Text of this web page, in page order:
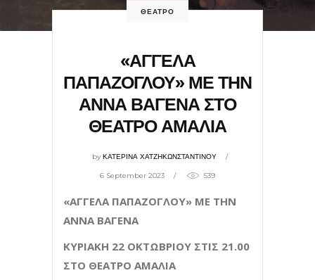
ΘΕΑΤΡΟ
«ΑΓΓΕΛΑ
ΠΑΠΑΖΟΓΛΟΥ» ΜΕ ΤΗΝ
ΑΝΝΑ ΒΑΓΕΝΑ ΣΤΟ
ΘΕΑΤΡΟ ΑΜΑΛΙΑ
byΚΑΤΕΡΙΝΑ ΧΑΤΖΗΚΩΝΣΤΑΝΤΙΝΟΥ
6 September 2023 539
«ΑΓΓΕΛΑ ΠΑΠΑΖΟΓΛΟΥ» ΜΕ ΤΗΝ
ΑΝΝΑ ΒΑΓΕΝΑ
ΚΥΡΙΑΚΗ 22 ΟΚΤΩΒΡΙΟΥ ΣΤΙΣ 21.00
ΣΤΟ ΘΕΑΤΡΟ ΑΜΑΛΙΑ